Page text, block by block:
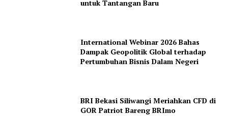
untuk Tantangan Baru
International Webinar 2026 Bahas
Dampak Geopolitik Global terhadap
Pertumbuhan Bisnis Dalam Negeri
BRI Bekasi Siliwangi Meriahkan CFD di
GOR Patriot Bareng BRImo